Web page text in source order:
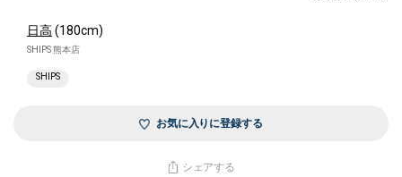
日高 (180cm)
SHIPS 熊本店
SHIPS
お気に入りに登録する
シェアする